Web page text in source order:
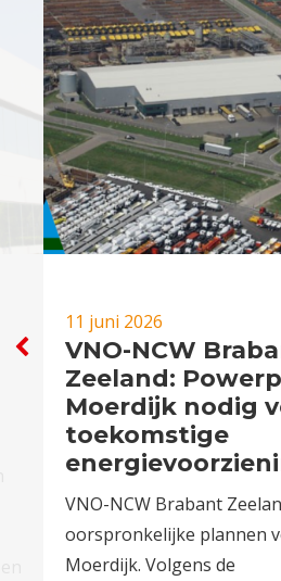
11 juni 2026
VNO-NCW
Zeeland:
Moerdijk nodig
toekomstige
VNO-NCW Brabant
oorspronkelijke plannen
Moerdijk. Volgens de